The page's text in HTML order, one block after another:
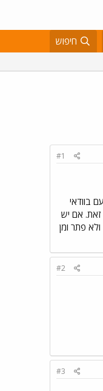
חיפוש
#1
בוודאי
כתב זאת. אם יש
פתר ומן
#2
#3